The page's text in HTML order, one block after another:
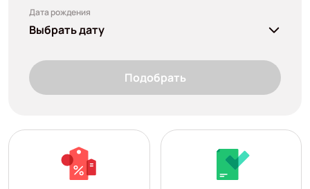
Дата рождения
Выбрать дату
Подобрать